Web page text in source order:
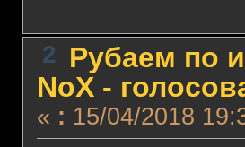
2 Рубаем по
NoX -
« : 15/04/2018